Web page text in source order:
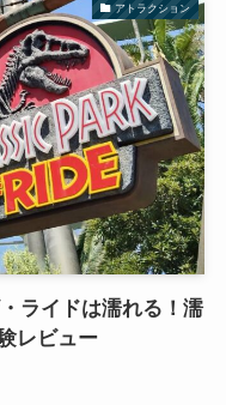
アトラクション
ライドは濡れる！濡
レビュー